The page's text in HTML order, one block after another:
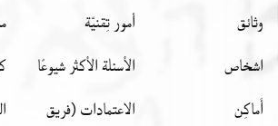
وثائق
اشخاص
أَماكِن
أمور تِقنيّة
الأسئلة الأكثر شيوعًا
الاعتمادات (فريق